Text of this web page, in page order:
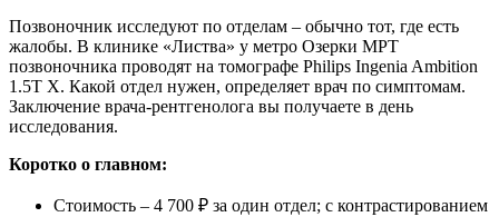
Спортивная медицина
Терапия
Травматология-ортопедия
Урология
Флебология
Эндокринология
Позвоночник исследуют по отделам – обычно тот, где есть
жалобы. В клинике «Листва» у метро Озерки МРТ
позвоночника проводят на томографе Philips Ingenia Ambition
1.5T X. Какой отдел нужен, определяет врач по симптомам.
Заключение врача-рентгенолога вы получаете в день
исследования.
Коротко о главном:
Стоимость – 4 700 ₽ за один отдел; с контрастированием